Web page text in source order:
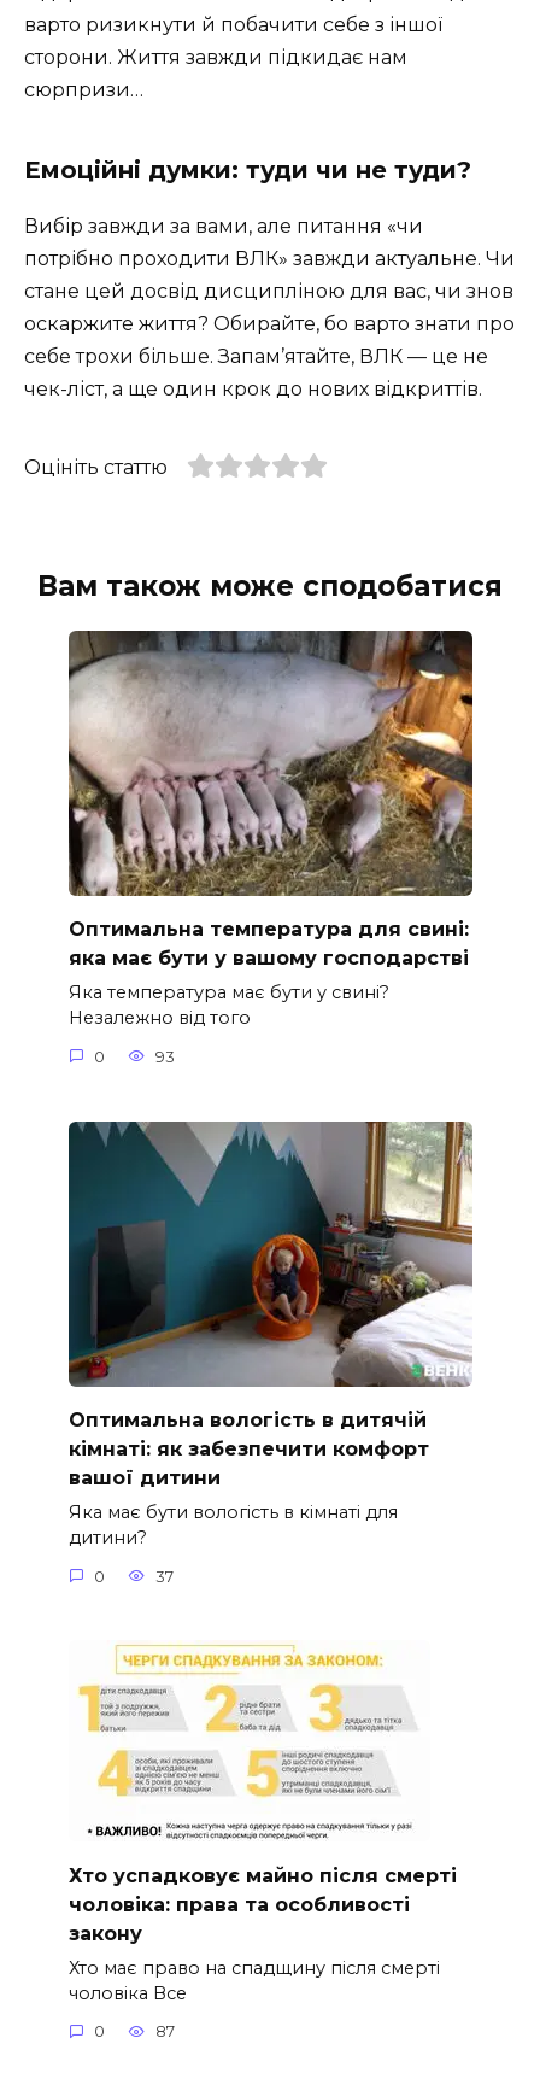
варто ризикнути й побачити себе з іншої
сторони. Життя завжди підкидає нам
сюрпризи…
Емоційні думки: туди чи не туди?
Вибір завжди за вами, але питання «чи
потрібно проходити ВЛК» завжди актуальне. Чи
стане цей досвід дисципліною для вас, чи знов
оскаржите життя? Обирайте, бо варто знати про
себе трохи більше. Запам’ятайте, ВЛК — це не
чек-ліст, а ще один крок до нових відкриттів.
Оцініть статтю
Вам також може сподобатися
Оптимальна температура для свині:
яка має бути у вашому господарстві
Яка температура має бути у свині?
Незалежно від того
0 93
Оптимальна вологість в дитячій
кімнаті: як забезпечити комфорт
вашої дитини
Яка має бути вологість в кімнаті для
дитини?
0 37
Хто успадковує майно після смерті
чоловіка: права та особливості
закону
Хто має право на спадщину після смерті
чоловіка Все
0 87